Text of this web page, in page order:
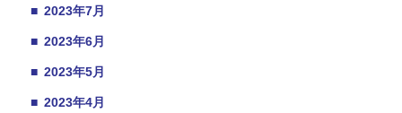
■ 2023年7月
■ 2023年6月
■ 2023年5月
■ 2023年4月